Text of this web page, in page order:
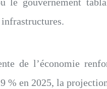
le gouvernement
de l’économie
% en 2025, la